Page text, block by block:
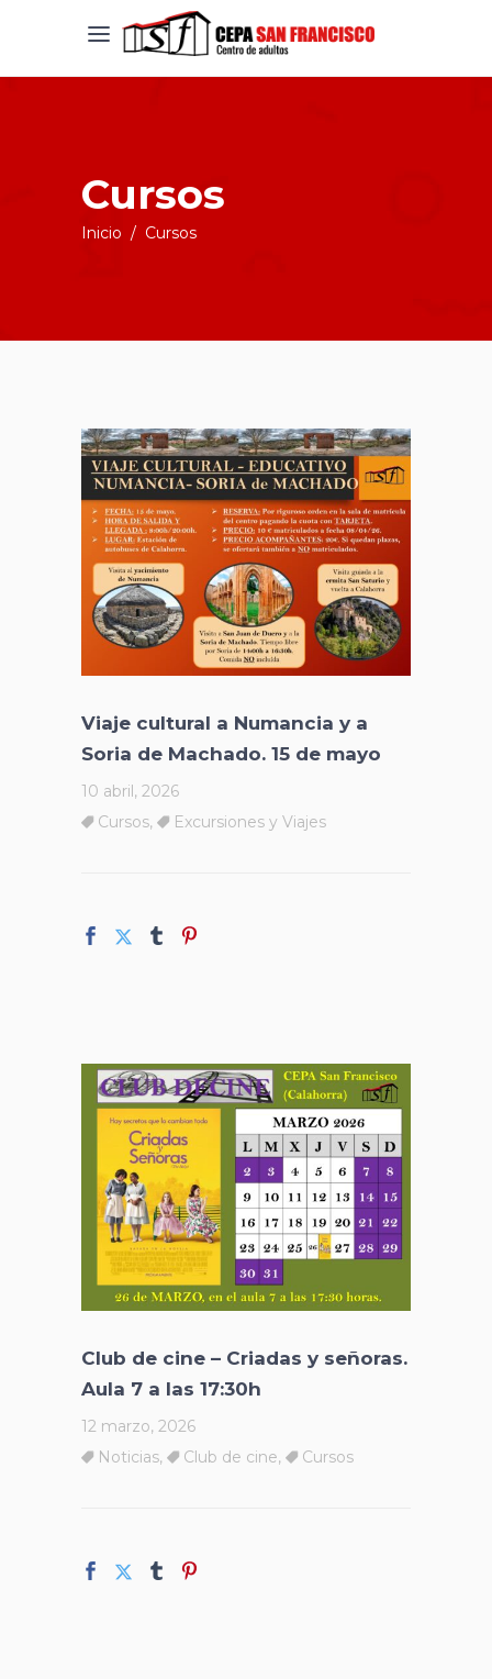
Cursos
Inicio / Cursos
Viaje cultural a Numancia y a
Soria de Machado. 15 de mayo
10 abril, 2026
Cursos, Excursiones y Viajes
Club de cine – Criadas y señoras.
Aula 7 a las 17:30h
12 marzo, 2026
Noticias, Club de cine, Cursos